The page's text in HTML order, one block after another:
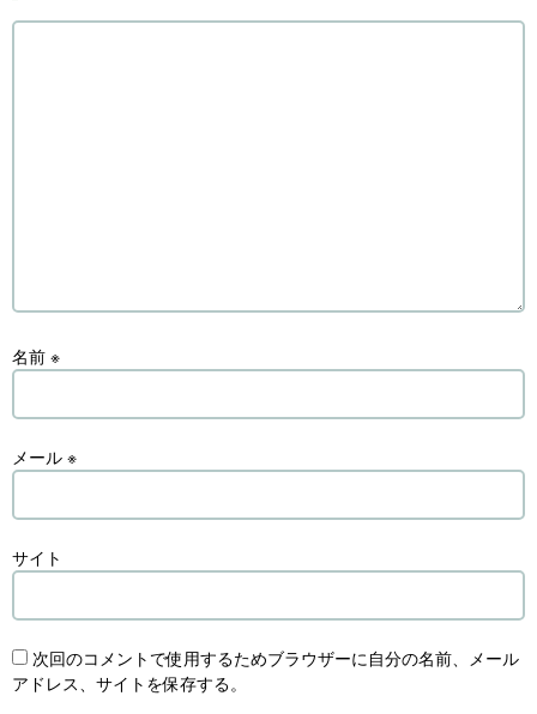
名前 ※
メール ※
サイト
次回のコメントで使用するためブラウザーに自分の名前、メール
アドレス、サイトを保存する。